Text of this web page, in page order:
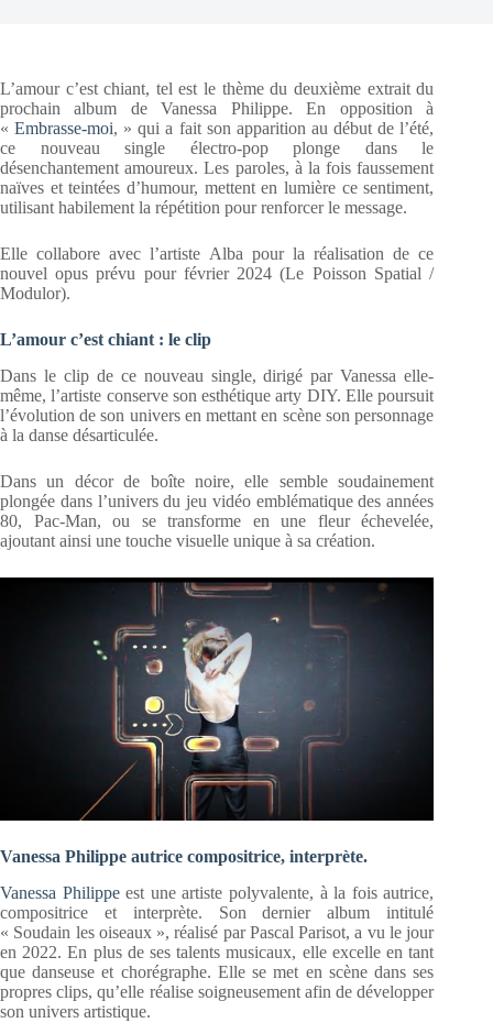
L’amour c’est chiant, tel est le thème du deuxième extrait du
prochain album de Vanessa Philippe. En opposition à
«Embrasse-moi, » qui a fait son apparition au début de l’été,
ce nouveau single électro-pop plonge dans le
désenchantement amoureux. Les paroles, à la fois faussement
naïves et teintées d’humour, mettent en lumière ce sentiment,
utilisant habilement la répétition pour renforcer le message.
Elle collabore avec l’artiste Alba pour la réalisation de ce
nouvel opus prévu pour février 2024 (Le Poisson Spatial /
Modulor).
L’amour c’est chiant : le clip
Dans le clip de ce nouveau single, dirigé par Vanessa elle-
même, l’artiste conserve son esthétique arty DIY. Elle poursuit
l’évolution de son univers en mettant en scène son personnage
à la danse désarticulée.
Dans un décor de boîte noire, elle semble soudainement
plongée dans l’univers du jeu vidéo emblématique des années
80, Pac-Man, ou se transforme en une fleur échevelée,
ajoutant ainsi une touche visuelle unique à sa création.
Vanessa Philippe autrice compositrice, interprète.
Vanessa Philippeest une artiste polyvalente, à la fois autrice,
compositrice et interprète. Son dernier album intitulé
« Soudain les oiseaux », réalisé par Pascal Parisot, a vu le jour
en 2022. En plus de ses talents musicaux, elle excelle en tant
que danseuse et chorégraphe. Elle se met en scène dans ses
propres clips, qu’elle réalise soigneusement afin de développer
son univers artistique.